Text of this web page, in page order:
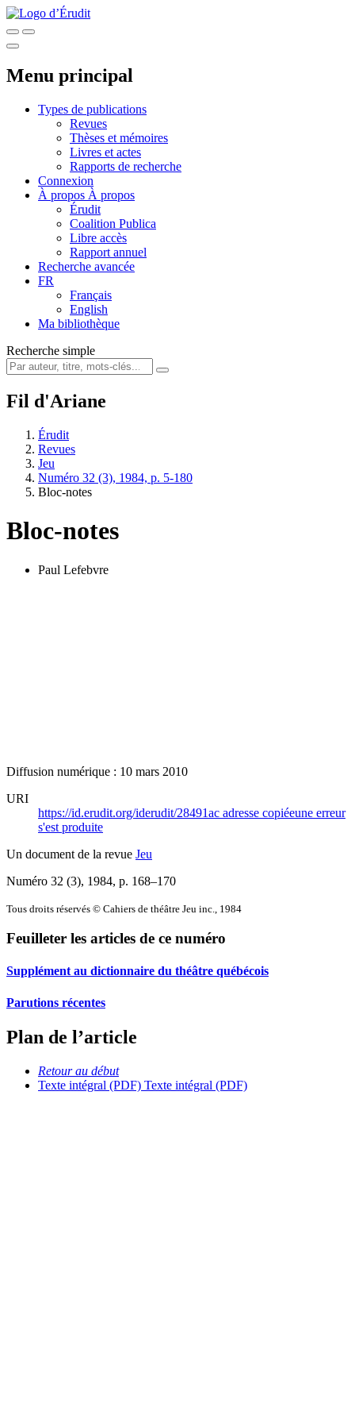
Menu principal
Types de publications
Revues
Thèses et mémoires
Livres et actes
Rapports de recherche
Connexion
À propos À propos
Érudit
Coalition Publica
Libre accès
Rapport annuel
Recherche avancée
FR
Français
English
Ma bibliothèque
Recherche simple
Fil d'Ariane
Érudit
Revues
Jeu
Numéro 32 (3), 1984, p. 5-180
Bloc-notes
Bloc-notes
Paul Lefebvre
Diffusion numérique : 10 mars 2010
URI
https://id.erudit.org/iderudit/28491ac adresse copiéeune erreur
s'est produite
Un document de la revue Jeu
Numéro 32 (3), 1984, p. 168–170
Tous droits réservés © Cahiers de théâtre Jeu inc., 1984
Feuilleter les articles de ce numéro
Supplément au dictionnaire du théâtre québécois
Parutions récentes
Plan de l’article
Retour au début
Texte intégral (PDF) Texte intégral (PDF)